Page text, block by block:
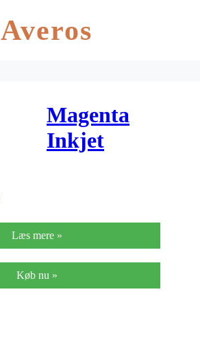
Averos
Magenta
Inkjet
(C4837AE)
Læs mere »
Køb nu »